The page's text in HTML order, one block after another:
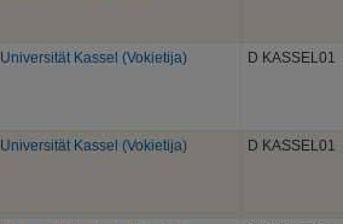
Universität Kassel (Vokietija) D KASSEL01
Universität Kassel (Vokietija) D KASSEL01